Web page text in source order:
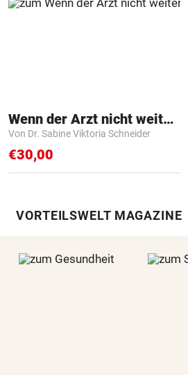
Wenn der Arzt nicht weiter weiß
Von Dr. Sabine Viktoria Schneider
€30,00
VORTEILSWELT MAGAZINE